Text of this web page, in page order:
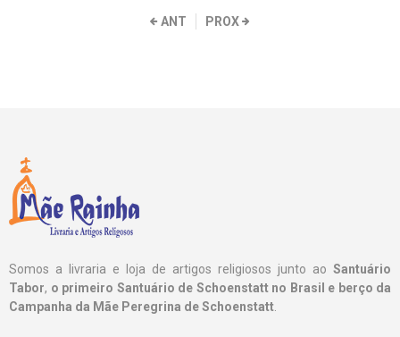
ANT PROX
Somos a livraria e loja de artigos religiosos junto ao Santuário
Tabor, o primeiro Santuário de Schoenstatt no Brasil e berço da
Campanha da Mãe Peregrina de Schoenstatt